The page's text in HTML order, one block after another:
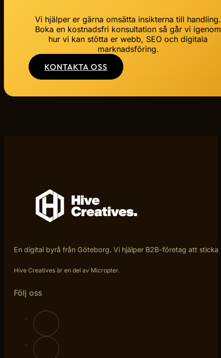
Vi hjälper er gärna omsätta insikterna till handling.
Boka en kostnadsfri konsultation så går vi igenom
hur vi kan stötta er webb, SEO och digitala
marknadsföring.
KONTAKTA OSS
En digital byrå från Göteborg. Vi hjälper B2B-företag att
Hive Creatives är en del av Micropter.
Följ oss